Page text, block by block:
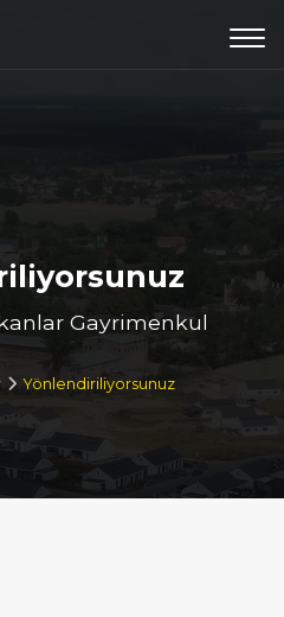
Gayrimenkul
Yönlendiriliyorsunuz